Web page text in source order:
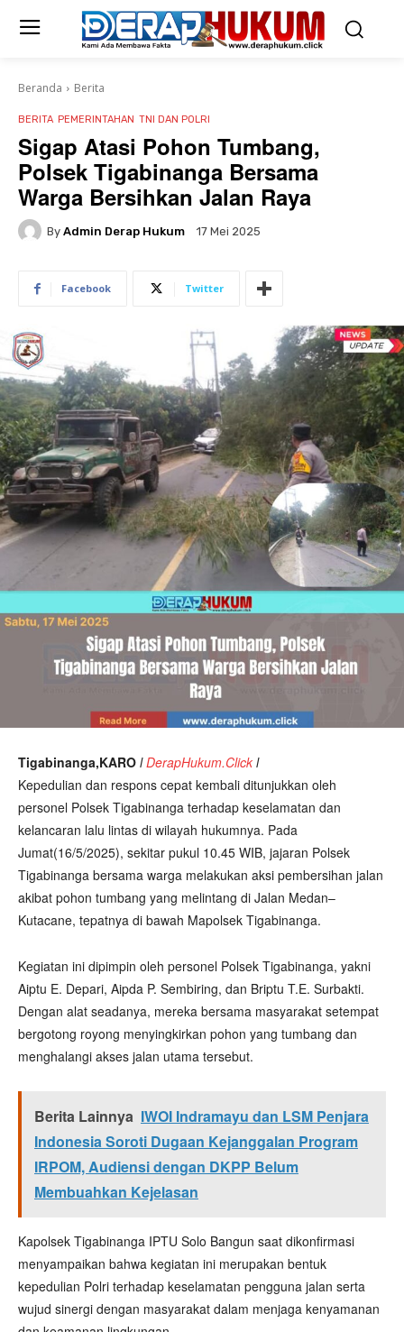
Beranda Berita
BERITA PEMERINTAHAN TNI DAN POLRI
Sigap Atasi Pohon Tumbang,
Polsek Tigabinanga Bersama
Warga Bersihkan Jalan Raya
By Admin Derap Hukum 17 Mei 2025
Facebook Twitter
Tigabinanga,KARO lDerapHukum.Click l
Kepedulian dan respons cepat kembali ditunjukkan oleh
personel Polsek Tigabinanga terhadap keselamatan dan
kelancaran lalu lintas di wilayah hukumnya. Pada
Jumat(16/5/2025), sekitar pukul 10.45 WIB, jajaran Polsek
Tigabinanga bersama warga melakukan aksi pembersihan jalan
akibat pohon tumbang yang melintang di Jalan Medan–
Kutacane, tepatnya di bawah Mapolsek Tigabinanga.
Kegiatan ini dipimpin oleh personel Polsek Tigabinanga, yakni
Aiptu E. Depari, Aipda P. Sembiring, dan Briptu T.E. Surbakti.
Dengan alat seadanya, mereka bersama masyarakat setempat
bergotong royong menyingkirkan pohon yang tumbang dan
menghalangi akses jalan utama tersebut.
Berita Lainnya IWOI Indramayu dan LSM Penjara
Indonesia Soroti Dugaan Kejanggalan Program
IRPOM, Audiensi dengan DKPP Belum
Membuahkan Kejelasan
Kapolsek Tigabinanga IPTU Solo Bangun saat dikonfirmasi
menyampaikan bahwa kegiatan ini merupakan bentuk
kepedulian Polri terhadap keselamatan pengguna jalan serta
wujud sinergi dengan masyarakat dalam menjaga kenyamanan